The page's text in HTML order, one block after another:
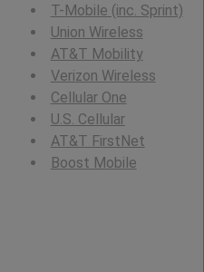
T-Mobile (inc. Sprint)
Union Wireless
AT&T Mobility
Verizon Wireless
Cellular One
U.S. Cellular
AT&T FirstNet
Boost Mobile